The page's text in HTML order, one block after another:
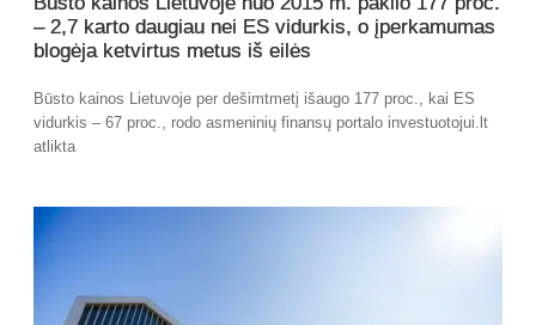
– 2,7 karto daugiau nei ES vidurkis, o įperkamumas
blogėja ketvirtus metus iš eilės
Būsto kainos Lietuvoje per dešimtmetį išaugo 177 proc., kai ES
vidurkis – 67 proc., rodo asmeninių finansų portalo investuotojui.lt
atlikta